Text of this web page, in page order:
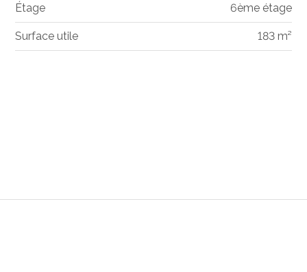
Étage 6ème étage
Surface utile 183 m²